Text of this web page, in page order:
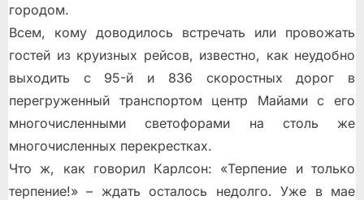
городом.
Всем, кому доводилось встречать или провожать
гостей из круизных рейсов, известно, как неудобно
выходить с 95-й и 836 скоростных дорог в
перегруженный транспортом центр Майами с его
многочисленными светофорами на столь же
многочисленных перекрестках.
Что ж, как говорил Карлсон: «Терпение и только
терпение!» – ждать осталось недолго. Уже в мае